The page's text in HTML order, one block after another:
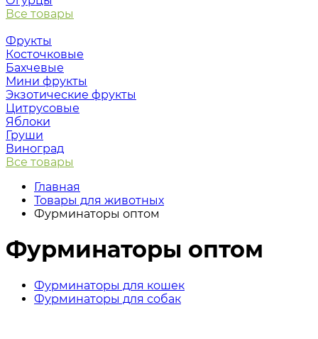
Все товары
Фрукты
Косточковые
Бахчевые
Мини фрукты
Экзотические фрукты
Цитрусовые
Яблоки
Груши
Виноград
Все товары
Главная
Товары для животных
Фурминаторы оптом
Фурминаторы оптом
Фурминаторы для кошек
Фурминаторы для собак